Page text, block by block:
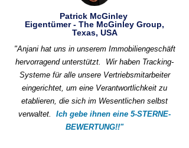
Patrick McGinley
Eigentümer - The McGinley Group,
Texas, USA
"Anjani hat uns in unserem Immobiliengeschäft
hervorragend unterstützt.
Wir haben Tracking-
Systeme für alle unsere Vertriebsmitarbeiter
eingerichtet, um eine Verantwortlichkeit zu
etablieren, die sich im Wesentlichen selbst
verwaltet.
Ich gebe ihnen eine 5-STERNE-
BEWERTUNG!!"